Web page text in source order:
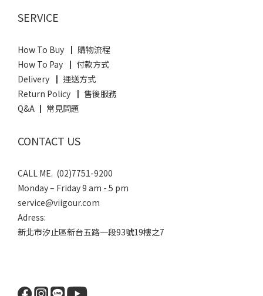
SERVICE
How To Buy ┃ 購物流程
How To Pay ┃ 付款方式
Delivery ┃ 運送方式
Return Policy ┃ 售後服務
Q&A ┃ 常見問題
CONTACT US
CALL ME. (02)7751-9200
Monday – Friday 9 am - 5 pm
service@viigour.com
Adress:
新北市汐止區新台五路一段93號19樓之7